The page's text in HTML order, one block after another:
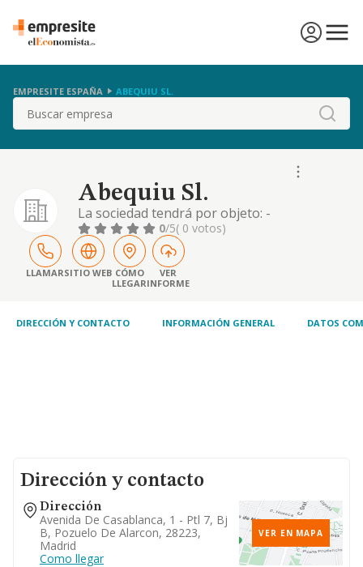
EMPRESITE ESPAÑA ABEQUIU SL.
Buscar
Abequiu Sl.
La sociedad tendrá por objeto: -
compraventa de bienes inmobiliarios . -
intermediación en la compraventa de
inmuebles . - gestión y administración de la
propiedad inmobiliaria. - estudios de
mercadotecnia y consultoría inmobiliaria . -
albañilería , pin
0/5( 0 votos)
LLAMARSITIO WEB CÓMO
LLEGAR
VER
INFORME
DIRECCIÓN Y CONTACTO INFORMACIÓN GENERAL DATOS
Dirección y contacto
Dirección
Avenida De Casablanca, 1 - Ptl 7, Bj
B, Pozuelo De Alarcon, 28223,
Madrid
Como llegar
VER EN MAPA